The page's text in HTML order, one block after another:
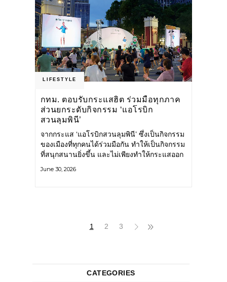
LIFESTYLE
กทม. ตอบรับกระแสฮิต ร่วมมือทุกภาค
ส่วนยกระดับกิจกรรม ‘แอโรบิก
สวนลุมพินี’
จากกระแส ‘แอโรบิกสวนลุมพินี’ ซึ่งเป็นกิจกรรม
ของเมืองที่ทุกคนได้ร่วมมือกัน ทำให้เป็นกิจกรรม
ที่สนุกสนานยิ่งขึ้น และไม่เพียงทำให้กระแสออก
กระจายไปยังหลายพื้นที่ของประเทศที่อยากออก
June 30, 2026
1 2 3
CATEGORIES